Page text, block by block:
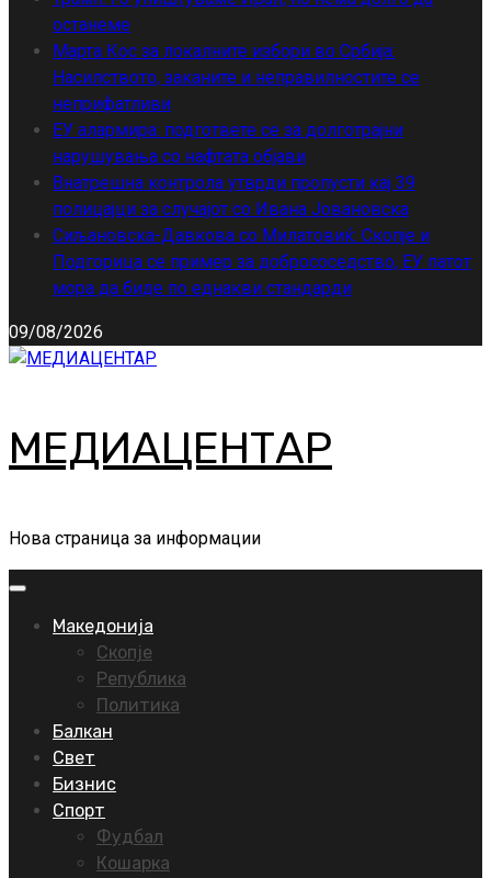
останеме
Марта Кос за локалните избори во Србија:
Насилството, заканите и неправилностите се
неприфатливи
ЕУ алармира: подгответе се за долготрајни
нарушувања со нафтата објави
Внатрешна контрола утврди пропусти кај 39
полицајци за случајот со Ивана Јовановска
Сиљановска-Давкова со Милатовиќ: Скопје и
Подгорица се пример за добрососедство, ЕУ патот
мора да биде по еднакви стандарди
09/08/2026
МЕДИАЦЕНТАР
Нова страница за информации
Primary
Македонија
Скопје
Република
Политика
Балкан
Свет
Бизнис
Спорт
Фудбал
Кошарка